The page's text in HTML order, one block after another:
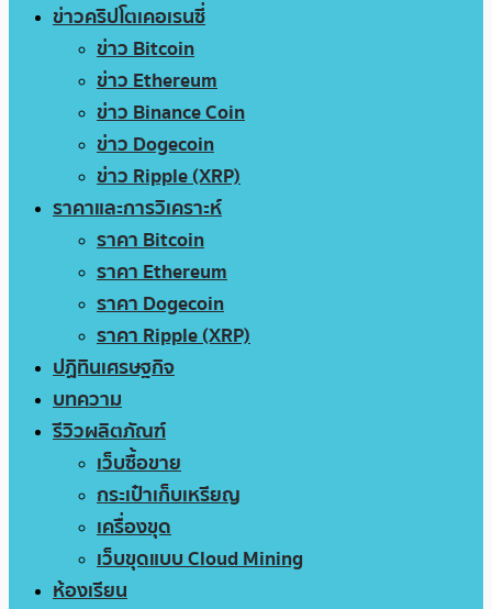
ข่าวคริปโตเคอเรนซี่
ข่าว Bitcoin
ข่าว Ethereum
ข่าว Binance Coin
ข่าว Dogecoin
ข่าว Ripple (XRP)
ราคาและการวิเคราะห์
ราคา Bitcoin
ราคา Ethereum
ราคา Dogecoin
ราคา Ripple (XRP)
ปฏิทินเศรษฐกิจ
บทความ
รีวิวผลิตภัณฑ์
เว็บซื้อขาย
กระเป๋าเก็บเหรียญ
เครื่องขุด
เว็บขุดแบบ Cloud Mining
ห้องเรียน